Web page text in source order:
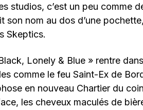
studios, c’est un peu comme
son nom au dos d’une
Skeptics.
Lonely & Blue » rentre
comme le feu Saint-Ex de
en nouveau Chartier du
les cheveux maculés de